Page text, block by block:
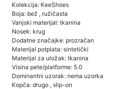
Kolekcija: KeeShoes
Boja: bež , ružičasta
Vanjski materijal: tkanina
Nosek: krug
Dodatne značajke: prozračan
Materijal potplata: sintetički
Materijal za uložak: tkanina
Visina pete/platforme: 5.0
Dominantni uzorak: nema uzorka
Kopča: drugo , slip-on